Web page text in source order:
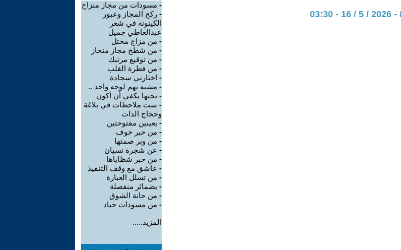
- مسودات من مجاز منزاح
- ركح المجاز وعبور
الكينونة في شعر
عبدالعاطي جميل
- من مزاج مختل
- من شطح مجاز منحاز
- من توقيع مرتبك
- من فطرة القلب
- اختارني سجادة
- مشبه بهم لوجه واحد ..
- تحتها يكفي أن أكون
- ست ملاحظات في بلاغة
وحجاج الذات
- بعينين مفتوحتين
- من حبر خوف
- من وبر صمتها
- عن شجرة نسيان
- من حبر شظاياها
- عاشق مع وقف التنفيذ
- من تسلل العبارة
- بضمائر منفصلة
- من حانة الشوق
- من مسودات حياد
المزيد.....